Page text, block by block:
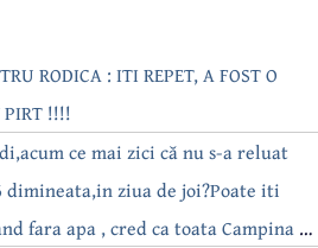
RODICA : ITI REPET, A FOST O
PIRT !!!!
ce mai zici că nu s-a reluat
ziua de joi?Poate iti
fara apa , cred ca toata Campina s-